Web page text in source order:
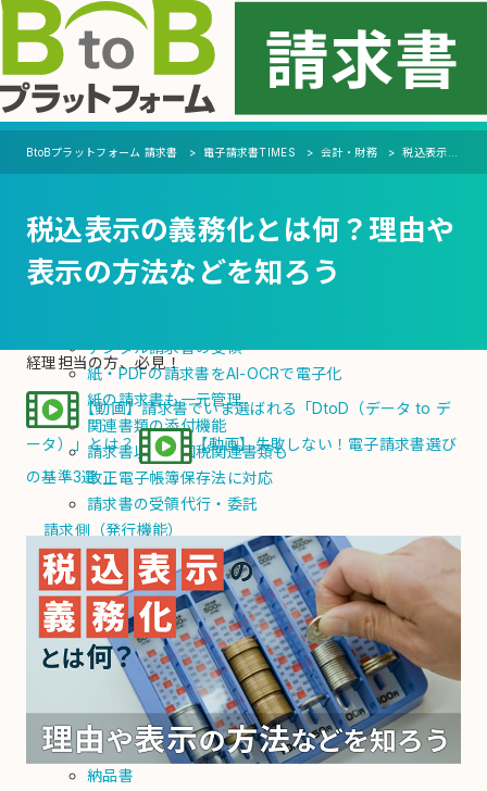
MENU
機能
支払側（受取機能）
自動化
会計ソフト・システムへの連携を自動化
支払通知書の電子化・自動発行
デジタル請求書の受領
紙・PDFの請求書をAI-OCRで電子化
紙の請求書も一元管理
関連書類の添付機能
請求書以外の国税関連書類も
改正電子帳簿保存法に対応
請求書の受領代行・委託
請求側（発行機能）
自動化
請求書を自動発行
PDF請求書をメール送信
郵送代行
入金消込/督促
債権回収代行
電子化
納品書
BtoBプラットフォーム 請求書 電子請求書TIMES 会計・財務 税込表示の義務化とは何？理由や表示の方法などを知ろう
税込表示の義務化とは何？理由や
表示の方法などを知ろう
経理担当の方、必見！
【動画】請求書でいま選ばれる「DtoD（データ to デ
ータ）」とは？
【動画】失敗しない！電子請求書選び
の基準3選